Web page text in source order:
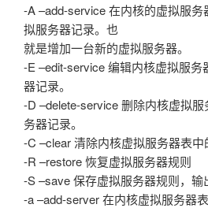
-A –add-service 在内核的虚拟服
拟服务器记录。也
就是增加一台新的虚拟服务器。
-E –edit-service 编辑内核虚拟服
器记录。
-D –delete-service 删除内核虚拟
务器记录。
-C –clear 清除内核虚拟服务器表中
-R –restore 恢复虚拟服务器规则
-S –save 保存虚拟服务器规则，
-a –add-server 在内核虚拟服务器